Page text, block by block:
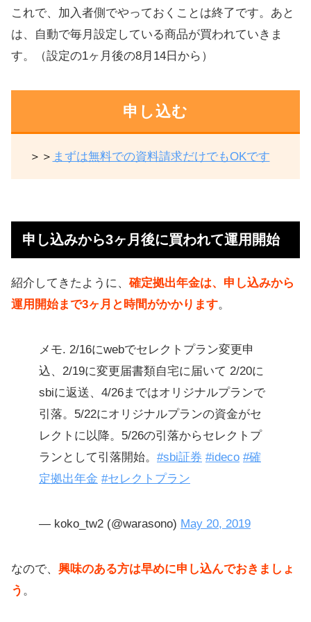
これで、加入者側でやっておくことは終了です。あと
は、自動で毎月設定している商品が買われていきま
す。（設定の1ヶ月後の8月14日から）
申し込む
＞＞ まずは無料での資料請求だけでもOKです
申し込みから3ヶ月後に買われて運用開始
紹介してきたように、 確定拠出年金は、申し込みから
運用開始まで3ヶ月と時間がかかります。
メモ. 2/16にwebでセレクトプラン変更申
込、2/19に変更届書類自宅に届いて 2/20に
sbiに返送、4/26まではオリジナルプランで
引落。5/22にオリジナルプランの資金がセ
レクトに以降。5/26の引落からセレクトプ
ランとして引落開始。 #sbi証券 #ideco #確
定拠出年金 #セレクトプラン
— koko_tw2 (@warasono) May 20, 2019
なので、 興味のある方は早めに申し込んでおきましょ
う 。